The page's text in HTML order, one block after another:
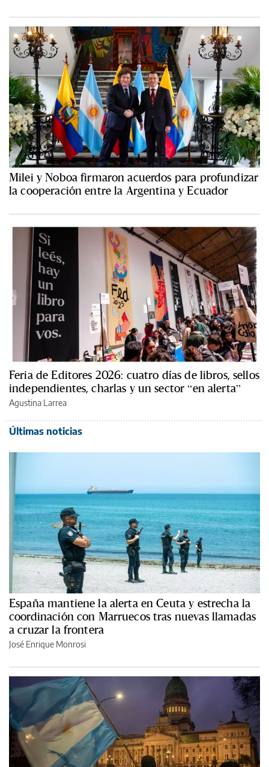
Milei y Noboa firmaron acuerdos para profundizar
la cooperación entre la Argentina y Ecuador
Feria de Editores 2026: cuatro días de libros, sellos
independientes, charlas y un sector “en alerta”
Agustina Larrea
Últimas noticias
España mantiene la alerta en Ceuta y estrecha la
coordinación con Marruecos tras nuevas llamadas
a cruzar la frontera
José Enrique Monrosi